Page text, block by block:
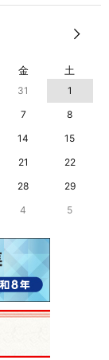
金 土
31
1
7
8
14
15
21
22
28
29
4 5